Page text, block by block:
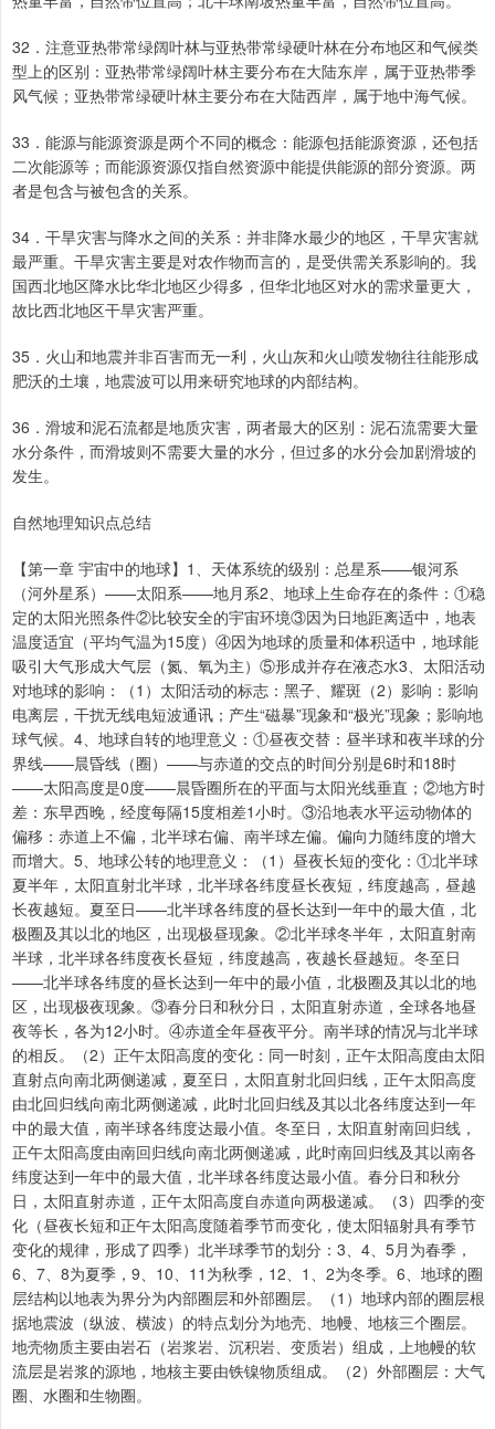
32．注意亚热带常绿阔叶林与亚热带常绿硬叶林在分布地区和气候类
型上的区别：亚热带常绿阔叶林主要分布在大陆东岸，属于亚热带季
风气候；亚热带常绿硬叶林主要分布在大陆西岸，属于地中海气候。
33．能源与能源资源是两个不同的概念：能源包括能源资源，还包括
二次能源等；而能源资源仅指自然资源中能提供能源的部分资源。两
者是包含与被包含的关系。
34．干旱灾害与降水之间的关系：并非降水最少的地区，干旱灾害就
最严重。干旱灾害主要是对农作物而言的，是受供需关系影响的。我
国西北地区降水比华北地区少得多，但华北地区对水的需求量更大，
故比西北地区干旱灾害严重。
35．火山和地震并非百害而无一利，火山灰和火山喷发物往往能形成
肥沃的土壤，地震波可以用来研究地球的内部结构。
36．滑坡和泥石流都是地质灾害，两者最大的区别：泥石流需要大量
水分条件，而滑坡则不需要大量的水分，但过多的水分会加剧滑坡的
发生。
自然地理知识点总结
【第一章 宇宙中的地球】1、天体系统的级别：总星系——银河系
（河外星系）——太阳系——地月系2、地球上生命存在的条件：①稳
定的太阳光照条件②比较安全的宇宙环境③因为日地距离适中，地表
温度适宜（平均气温为15度）④因为地球的质量和体积适中，地球能
吸引大气形成大气层（氮、氧为主）⑤形成并存在液态水3、太阳活动
对地球的影响：（1）太阳活动的标志：黑子、耀斑（2）影响：影响
电离层，干扰无线电短波通讯；产生“磁暴”现象和“极光”现象；影响地
球气候。4、地球自转的地理意义：①昼夜交替：昼半球和夜半球的分
界线——晨昏线（圈）——与赤道的交点的时间分别是6时和18时
——太阳高度是0度——晨昏圈所在的平面与太阳光线垂直；②地方时
差：东早西晚，经度每隔15度相差1小时。③沿地表水平运动物体的
偏移：赤道上不偏，北半球右偏、南半球左偏。偏向力随纬度的增大
而增大。5、地球公转的地理意义：（1）昼夜长短的变化：①北半球
夏半年，太阳直射北半球，北半球各纬度昼长夜短，纬度越高，昼越
长夜越短。夏至日——北半球各纬度的昼长达到一年中的最大值，北
极圈及其以北的地区，出现极昼现象。②北半球冬半年，太阳直射南
半球，北半球各纬度夜长昼短，纬度越高，夜越长昼越短。冬至日
——北半球各纬度的昼长达到一年中的最小值，北极圈及其以北的地
区，出现极夜现象。③春分日和秋分日，太阳直射赤道，全球各地昼
夜等长，各为12小时。④赤道全年昼夜平分。南半球的情况与北半球
的相反。（2）正午太阳高度的变化：同一时刻，正午太阳高度由太阳
直射点向南北两侧递减，夏至日，太阳直射北回归线，正午太阳高度
由北回归线向南北两侧递减，此时北回归线及其以北各纬度达到一年
中的最大值，南半球各纬度达最小值。冬至日，太阳直射南回归线，
正午太阳高度由南回归线向南北两侧递减，此时南回归线及其以南各
纬度达到一年中的最大值，北半球各纬度达最小值。春分日和秋分
日，太阳直射赤道，正午太阳高度自赤道向两极递减。（3）四季的变
化（昼夜长短和正午太阳高度随着季节而变化，使太阳辐射具有季节
变化的规律，形成了四季）北半球季节的划分：3、4、5月为春季，
6、7、8为夏季，9、10、11为秋季，12、1、2为冬季。6、地球的圈
层结构以地表为界分为内部圈层和外部圈层。（1）地球内部的圈层根
据地震波（纵波、横波）的特点划分为地壳、地幔、地核三个圈层。
地壳物质主要由岩石（岩浆岩、沉积岩、变质岩）组成，上地幔的软
流层是岩浆的源地，地核主要由铁镍物质组成。（2）外部圈层：大气
圈、水圈和生物圈。